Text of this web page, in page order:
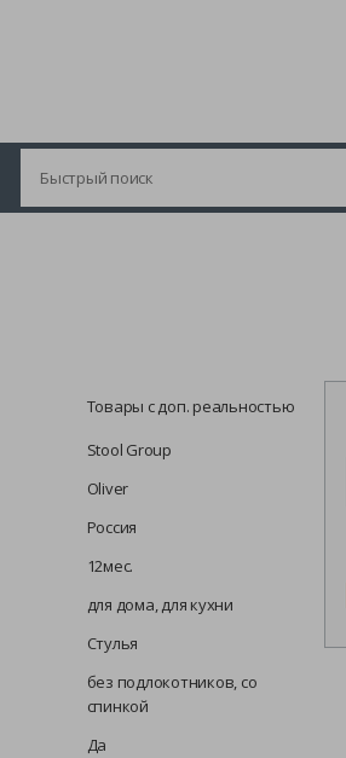
Товары с доп. реальностью
Stool Group
Oliver
Россия
12мес.
для дома, для кухни
Стулья
без подлокотников, со
спинкой
Да